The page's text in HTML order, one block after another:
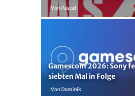
Von Pascal
Gamescom 2026: Sony
siebten Mal in Folge
Von Dominik